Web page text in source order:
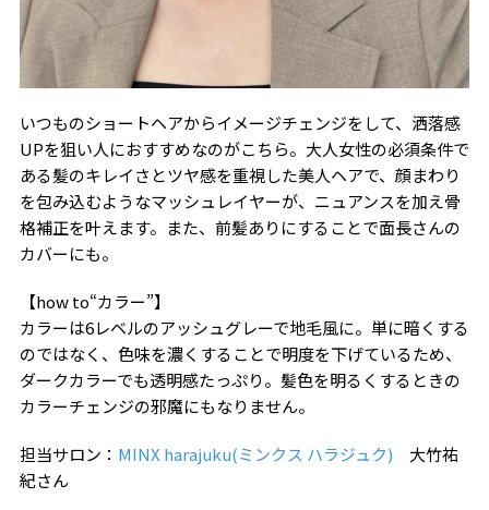
いつものショートヘアからイメージチェンジをして、洒落感
UPを狙い人におすすめなのがこちら。大人女性の必須条件で
ある髪のキレイさとツヤ感を重視した美人ヘアで、顔まわり
を包み込むようなマッシュレイヤーが、ニュアンスを加え骨
格補正を叶えます。また、前髪ありにすることで面長さんの
カバーにも。
【how to“カラー”】
カラーは6レベルのアッシュグレーで地毛風に。単に暗くする
のではなく、色味を濃くすることで明度を下げているため、
ダークカラーでも透明感たっぷり。髪色を明るくするときの
カラーチェンジの邪魔にもなりません。
担当サロン： MINX harajuku(ミンクス ハラジュク) 大竹祐
紀さん